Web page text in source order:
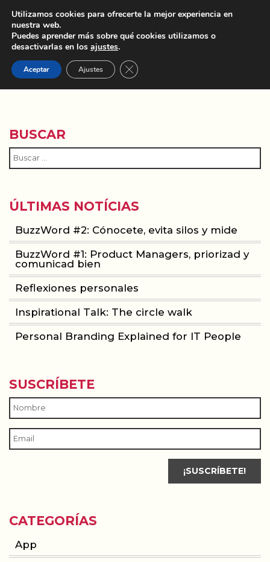
DONA TIC
BUSCAR
ÚLTIMAS NOTÍCIAS
BuzzWord #2: Cónocete, evita silos y mide
BuzzWord #1: Product Managers, priorizad y
comunicad bien
Reflexiones personales
Inspirational Talk: The circle walk
Personal Branding Explained for IT People
SUSCRÍBETE
CATEGORÍAS
App
Utilizamos cookies para ofrecerte la mejor experiencia en
nuestra web.
Puedes aprender más sobre qué cookies utilizamos o
desactivarlas en los ajustes.
Aceptar Ajustes Cerrar el banner de cookies RGPD